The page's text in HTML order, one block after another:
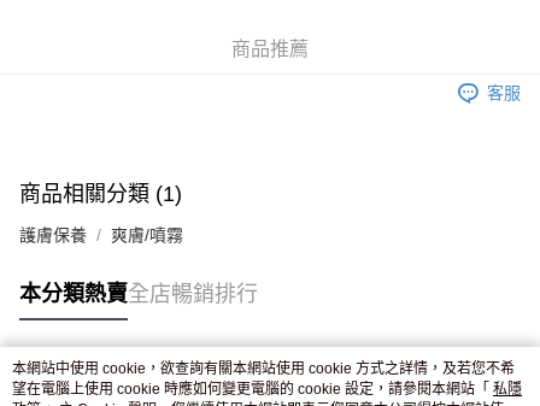
付款後門市自取，訂單確認後2-4個工作天到店，7天內取。逾期後
商品推薦
客服
商品相關分類 (1)
護膚保養 爽膚/噴霧
本分類熱賣全店暢銷排行
熱門標籤
本網站中使用 cookie，欲查詢有關本網站使用 cookie 方式之詳情，及若您不希
望在電腦上使用 cookie 時應如何變更電腦的 cookie 設定，請參閱本網站「 私隱